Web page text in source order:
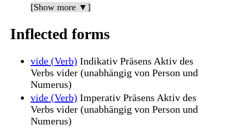
[Show more ▼]
Inflected forms
vide (Verb) Indikativ Präsens Aktiv des
Verbs vider (unabhängig von Person und
Numerus)
vide (Verb) Imperativ Präsens Aktiv des
Verbs vider (unabhängig von Person und
Numerus)